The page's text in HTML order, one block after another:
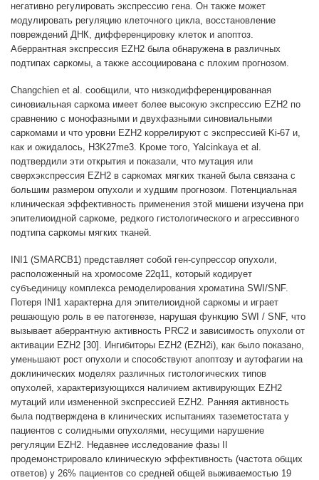
негативно регулировать экспрессию гена. Он также может
модулировать регуляцию клеточного цикла, восстановление
повреждений ДНК, дифференцировку клеток и апоптоз.
Аберрантная экспрессия EZH2 была обнаружена в различных
подтипах саркомы, а также ассоциирована с плохим прогнозом.
Changchien et al. сообщили, что низкодифференцированная
синовиальная саркома имеет более высокую экспрессию EZH2 по
сравнению с монофазными и двухфазными синовиальными
саркомами и что уровни EZH2 коррелируют с экспрессией Ki-67 и,
как и ожидалось, H3K27me3. Кроме того, Yalcinkaya et al.
подтвердили эти открытия и показали, что мутация или
сверхэкспрессия EZH2 в саркомах мягких тканей была связана с
большим размером опухоли и худшим прогнозом. Потенциальная
клиническая эффективность применения этой мишени изучена при
эпителиоидной саркоме, редкого гистологического и агрессивного
подтипа саркомы мягких тканей.
INI1 (SMARCB1) представляет собой ген-супрессор опухоли,
расположенный на хромосоме 22q11, который кодирует
субъединицу комплекса ремоделирования хроматина SWI/SNF.
Потеря INI1 характерна для эпителиоидной саркомы и играет
решающую роль в ее патогенезе, нарушая функцию SWI / SNF, что
вызывает аберрантную активность PRC2 и зависимость опухоли от
активации EZH2 [30]. Ингибиторы EZH2 (EZH2i), как было показано,
уменьшают рост опухоли и способствуют апоптозу и аутофагии на
доклинических моделях различных гистологических типов
опухолей, характеризующихся наличием активирующих EZH2
мутаций или измененной экспрессией EZH2. Ранняя активность
была подтверждена в клинических испытаниях таземетостата у
пациентов с солидными опухолями, несущими нарушение
регуляции EZH2. Недавнее исследование фазы II
продемонстрировало клиническую эффективность (частота общих
ответов) у 26% пациентов со средней общей выживаемостью 19